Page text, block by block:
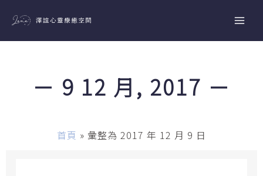
主
－ 9 12 月, 2017 －
首頁 » 彙整為 2017 年 12 月 9 日